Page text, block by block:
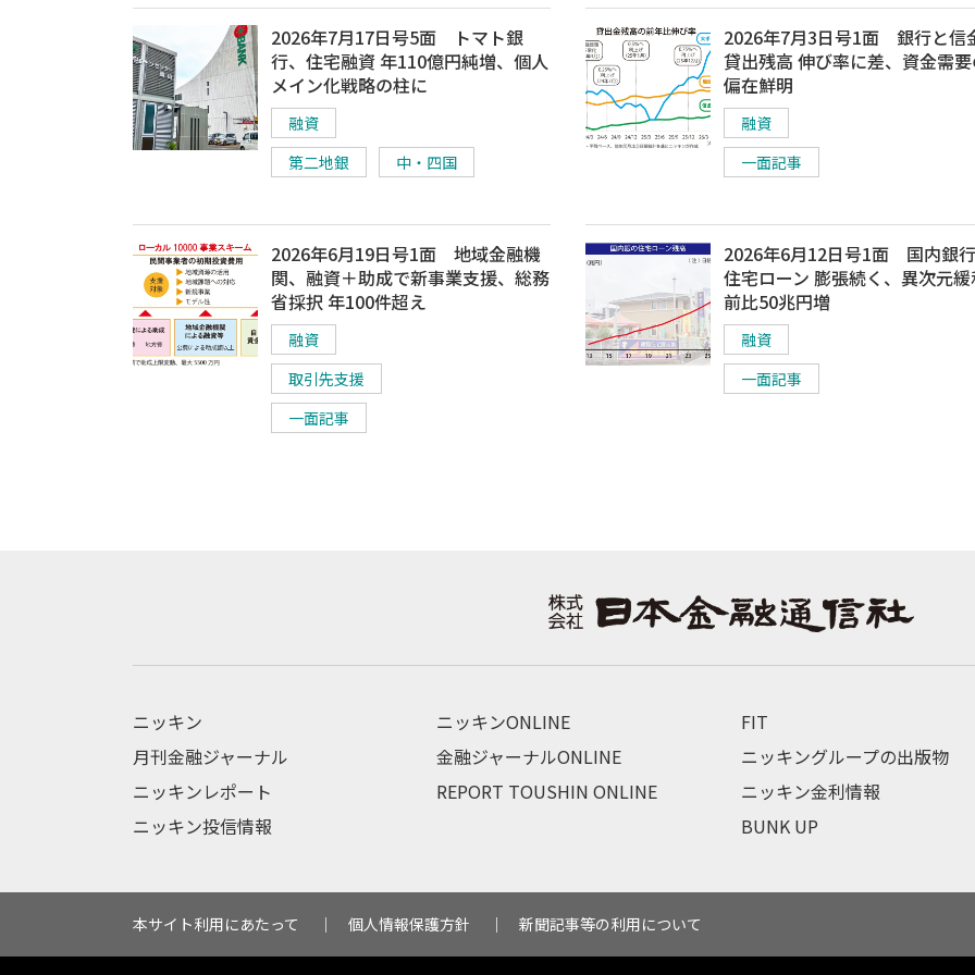
2026年7月17日号5面 トマト銀
行、住宅融資 年110億円純増、個人
メイン化戦略の柱に
融資
第二地銀
中・四国
2026年7月3日号1面 銀行と信
貸出残高 伸び率に差、資金需
偏在鮮明
融資
一面記事
2026年6月19日号1面 地域金融機
関、融資＋助成で新事業支援、総務
省採択 年100件超え
融資
取引先支援
一面記事
2026年6月12日号1面 国内銀行
住宅ローン 膨張続く、異次元緩
前比50兆円増
融資
一面記事
ニッキン
月刊金融ジャーナル
ニッキンレポート
ニッキン投信情報
ニッキンONLINE
金融ジャーナルONLINE
REPORT TOUSHIN ONLINE
FIT
ニッキングループの出版物
ニッキン金利情報
BUNK UP
本サイト利用にあたって 個人情報保護方針 新聞記事等の利用について